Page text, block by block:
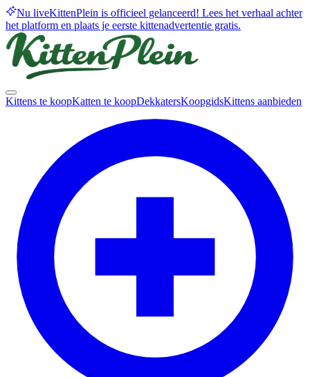
Nu liveKittenPlein is officieel gelanceerd! Lees het verhaal achter
het platform en plaats je eerste kittenadvertentie gratis.
Kittens te koopKatten te koopDekkatersKoopgidsKittens aanbieden